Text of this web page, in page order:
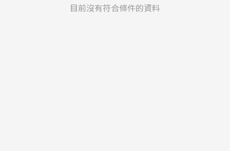
目前沒有符合條件的資料